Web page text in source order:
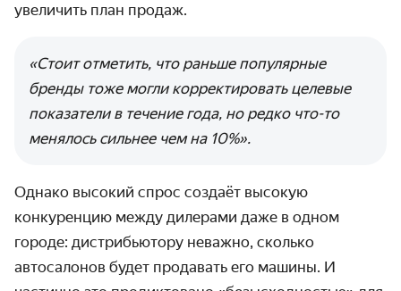
увеличить план продаж.
«Стоит отметить, что раньше популярные
бренды тоже могли корректировать целевые
показатели в течение года, но редко что-то
менялось сильнее чем на 10%».
Однако высокий спрос создаёт высокую
конкуренцию между дилерами даже в одном
городе: дистрибьютору неважно, сколько
автосалонов будет продавать его машины. И